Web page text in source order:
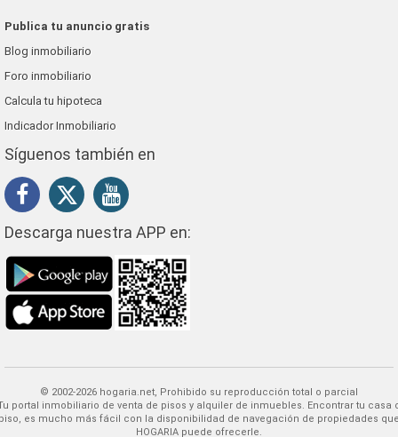
Publica tu anuncio gratis
Blog inmobiliario
Foro inmobiliario
Calcula tu hipoteca
Indicador Inmobiliario
Síguenos también en
Descarga nuestra APP en:
© 2002-2026 hogaria.net, Prohibido su reproducción total o parcial
Encontrar tu casa o
es mucho más fácil con la disponibilidad de navegación de propiedades
HOGARIA puede ofrecerle.